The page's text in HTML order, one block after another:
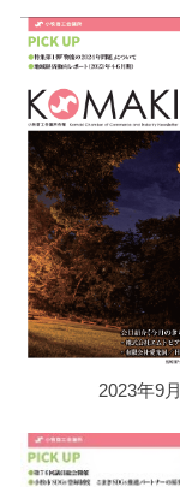
2023年9月